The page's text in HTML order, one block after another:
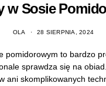
w Sosie
OLA 28 SIERPNIA, 2024
pomidorowym to bardzo
sprawdza się na
ani skomplikowanych